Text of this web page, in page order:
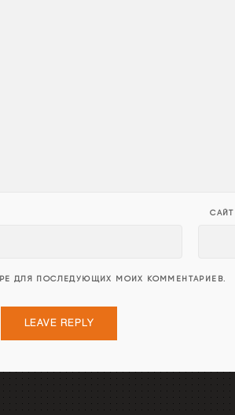
САЙТ
ДЛЯ ПОСЛЕДУЮЩИХ МОИХ КОММЕНТАРИЕВ.